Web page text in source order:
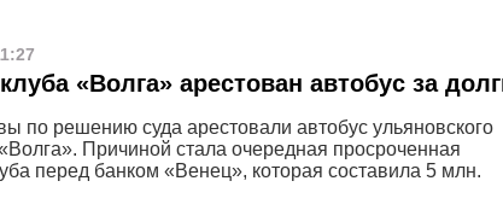
«Волга» арестован автобус за
по решению суда арестовали автобус ульяновского
Причиной стала очередная просроченная
перед банком «Венец», которая составила 5 млн.